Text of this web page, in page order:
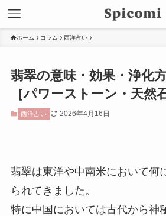
ホーム コラム 西洋占い
翡翠の意味・効果・浄化
［パワーストーン・天然石
西洋占い 2026年4月16日
翡翠は東洋や中南米において何
られてきました。
特に中国においては古代から神